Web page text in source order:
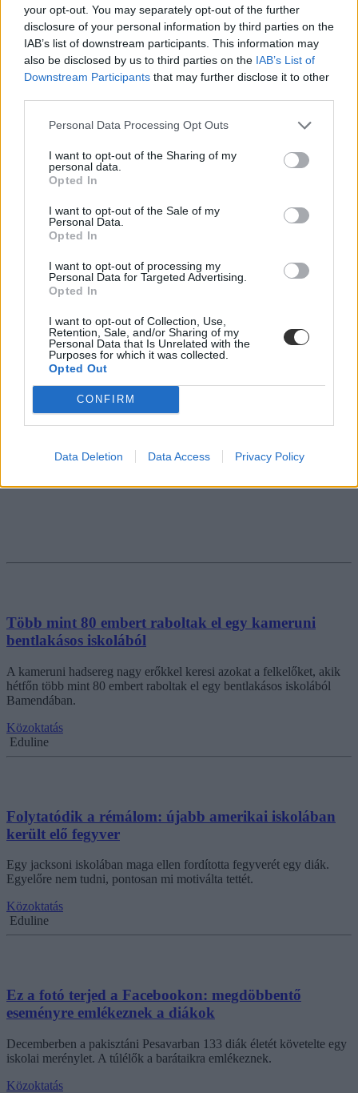
your opt-out. You may separately opt-out of the further
disclosure of your personal information by third parties on the
IAB’s list of downstream participants. This information may
also be disclosed by us to third parties on the IAB’s List of
Downstream Participants that may further disclose it to other
Personal Data Processing Opt Outs
I want to opt-out of the Sharing of my
personal data.
Opted In
I want to opt-out of the Sale of my
Personal Data.
Opted In
I want to opt-out of processing my
Personal Data for Targeted Advertising.
Opted In
I want to opt-out of Collection, Use,
Retention, Sale, and/or Sharing of my
Personal Data that Is Unrelated with the
Purposes for which it was collected.
Opted Out
CONFIRM
Data Deletion Data Access Privacy Policy
Kamerunban elengedték az elrabolt iskolásokat, de
két pedagógust még nem
délnyugati részén, a tanintézet igazgatóját és egy tanárát azonban
még fogságban tartják - közölte egy, az emberrablók és a hatóságok
között közvetítő pap.
Közoktatás
Több mint 80 embert raboltak el egy kameruni
bentlakásos iskolából
A kameruni hadsereg nagy erőkkel keresi azokat a felkelőket, akik
hétfőn több mint 80 embert raboltak el egy bentlakásos iskolából
Bamendában.
Közoktatás
Eduline
Folytatódik a rémálom: újabb amerikai iskolában
került elő fegyver
Egy jacksoni iskolában maga ellen fordította fegyverét egy diák.
Egyelőre nem tudni, pontosan mi motiválta tettét.
Közoktatás
Eduline
Ez a fotó terjed a Facebookon: megdöbbentő
eseményre emlékeznek a diákok
Decemberben a pakisztáni Pesavarban 133 diák életét követelte egy
iskolai merénylet. A túlélők a barátaikra emlékeznek.
Közoktatás